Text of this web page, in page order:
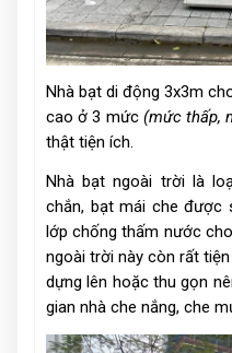
Nhà bạt di động 3x3m
cao ở 3 mức (mức thấp,
thật tiện ích.
Nhà bạt ngoài trời là
chắn, bạt mái che được
lớp chống thấm nước
ngoài trời này còn rất tiện
dựng lên hoặc thu gọn
gian nhà che nắng, che